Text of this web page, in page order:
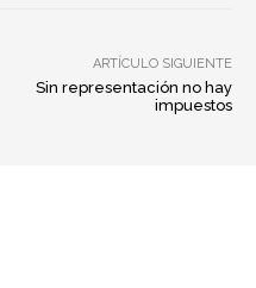
ARTÍCULO SIGUIENTE
Sin representación no hay
impuestos